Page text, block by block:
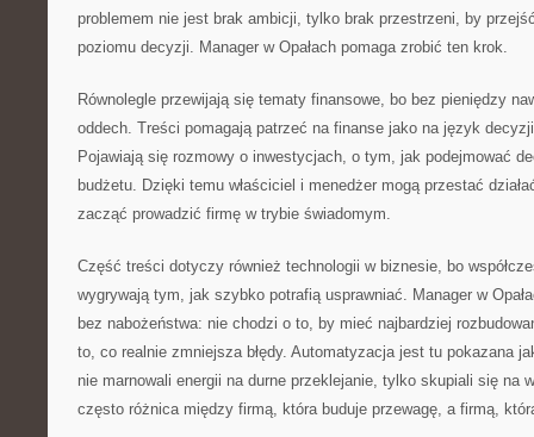
problemem nie jest brak ambicji, tylko brak przestrzeni, by
poziomu decyzji. Manager w Opałach pomaga zrobić ten krok.
Równolegle przewijają się tematy finansowe, bo bez pieniędzy
oddech. Treści pomagają patrzeć na finanse jako na język
Pojawiają się rozmowy o inwestycjach, o tym, jak podejmować
budżetu. Dzięki temu właściciel i menedżer mogą przestać
zacząć prowadzić firmę w trybie świadomym.
Część treści dotyczy również technologii w biznesie, bo
wygrywają tym, jak szybko potrafią usprawniać. Manager w
bez nabożeństwa: nie chodzi o to, by mieć najbardziej
to, co realnie zmniejsza błędy. Automatyzacja jest tu pokazana
nie marnowali energii na durne przeklejanie, tylko skupiali się na
często różnica między firmą, która buduje przewagę, a firmą,